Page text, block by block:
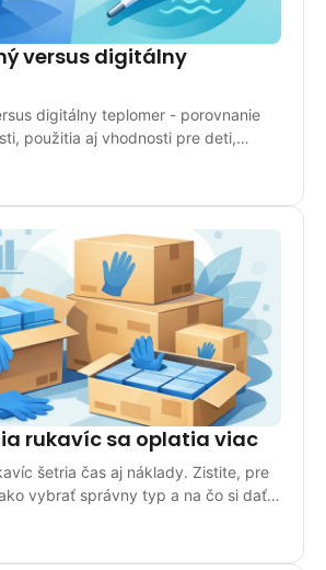
versus digitálny
digitálny teplomer - porovnanie
použitia aj vhodnosti pre deti,
rukavíc sa oplatia viac
šetria čas aj náklady. Zistite, pre
vybrať správny typ a na čo si dať